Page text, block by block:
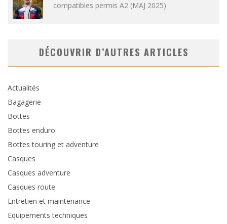
compatibles permis A2 (MAJ 2025)
DÉCOUVRIR D’AUTRES ARTICLES
Actualités
Bagagerie
Bottes
Bottes enduro
Bottes touring et adventure
Casques
Casques adventure
Casques route
Entretien et maintenance
Equipements techniques